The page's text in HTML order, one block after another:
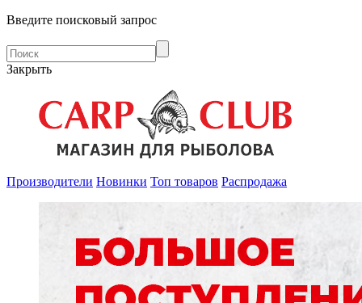
Введите поисковый запрос
Закрыть
Производители Новинки Топ товаров Распродажа